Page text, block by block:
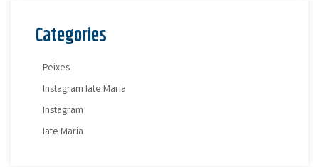
Categories
Peixes
Instagram Iate Maria
Instagram
Iate Maria